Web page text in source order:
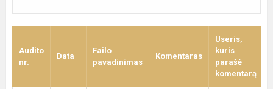
Audito
nr.
Data
Failo
pavadinimas
Komentaras
Useris,
kuris
parašė
komentarą